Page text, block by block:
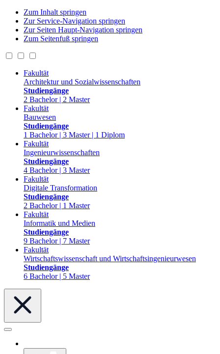
Zum Inhalt springen
Zur Service-Navigation springen
Zur Seiten Haupt-Navigation springen
Zum Seitenfuß springen
Fakultät
Architektur und Sozialwissenschaften
Studiengänge
2 Bachelor | 2 Master
Fakultät
Bauwesen
Studiengänge
1 Bachelor | 3 Master | 1 Diplom
Fakultät
Ingenieurwissenschaften
Studiengänge
4 Bachelor | 3 Master
Fakultät
Digitale Transformation
Studiengänge
2 Bachelor | 1 Master
Fakultät
Informatik und Medien
Studiengänge
9 Bachelor | 7 Master
Fakultät
Wirtschaftswissenschaft und Wirtschaftsingenieurwesen
Studiengänge
6 Bachelor | 5 Master